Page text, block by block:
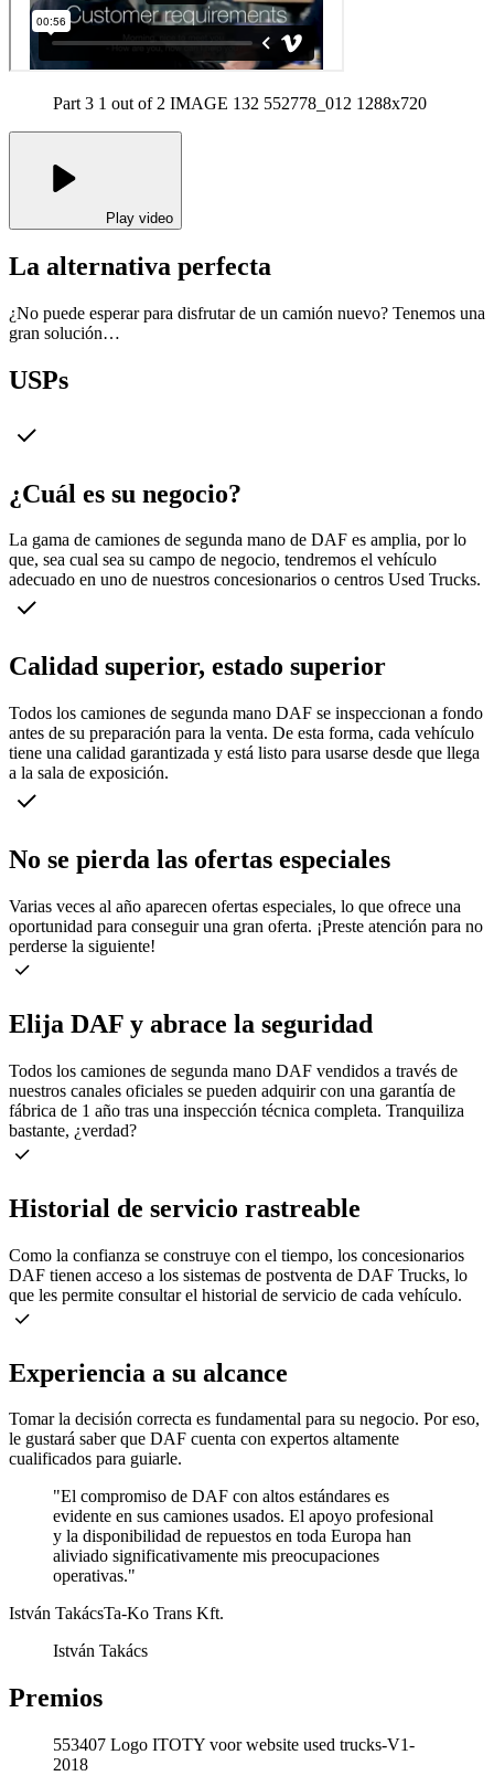
Part 3 1 out of 2 IMAGE 132 552778_012 1288x720
Play video
La alternativa perfecta
¿No puede esperar para disfrutar de un camión nuevo? Tenemos una
gran solución…
USPs
¿Cuál es su negocio?
La gama de camiones de segunda mano de DAF es amplia, por lo
que, sea cual sea su campo de negocio, tendremos el vehículo
adecuado en uno de nuestros concesionarios o centros Used Trucks.
Calidad superior, estado superior
Todos los camiones de segunda mano DAF se inspeccionan a fondo
antes de su preparación para la venta. De esta forma, cada vehículo
tiene una calidad garantizada y está listo para usarse desde que llega
a la sala de exposición.
No se pierda las ofertas especiales
Varias veces al año aparecen ofertas especiales, lo que ofrece una
oportunidad para conseguir una gran oferta. ¡Preste atención para no
perderse la siguiente!
Elija DAF y abrace la seguridad
Todos los camiones de segunda mano DAF vendidos a través de
nuestros canales oficiales se pueden adquirir con una garantía de
fábrica de 1 año tras una inspección técnica completa. Tranquiliza
bastante, ¿verdad?
Historial de servicio rastreable
Como la confianza se construye con el tiempo, los concesionarios
DAF tienen acceso a los sistemas de postventa de DAF Trucks, lo
que les permite consultar el historial de servicio de cada vehículo.
Experiencia a su alcance
Tomar la decisión correcta es fundamental para su negocio. Por eso,
le gustará saber que DAF cuenta con expertos altamente
cualificados para guiarle.
"El compromiso de DAF con altos estándares es
evidente en sus camiones usados. El apoyo profesional
y la disponibilidad de repuestos en toda Europa han
aliviado significativamente mis preocupaciones
operativas."
István TakácsTa-Ko Trans Kft.
István Takács
Premios
553407 Logo ITOTY voor website used trucks-V1-
2018